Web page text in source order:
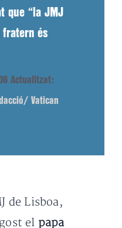
que “la JMJ
fratern és
Actualitzat:
Vatican
de Lisboa,
el papa